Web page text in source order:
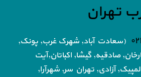
تهران
(سعادت آباد, شهرک غرب, پونک,
صادقیه, گیشا, اکباتان,آیت
آزادی, تهران سر, شهرآرا,